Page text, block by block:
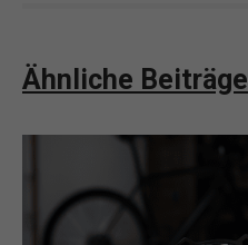
Ähnliche Beiträge